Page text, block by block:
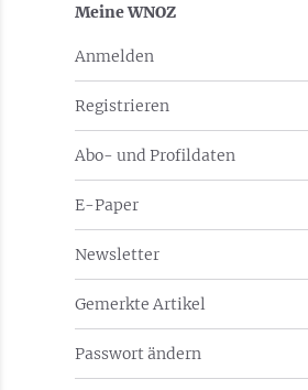
Meine WNOZ
Anmelden
Registrieren
Abo- und Profildaten
E-Paper
Newsletter
Gemerkte Artikel
Passwort ändern